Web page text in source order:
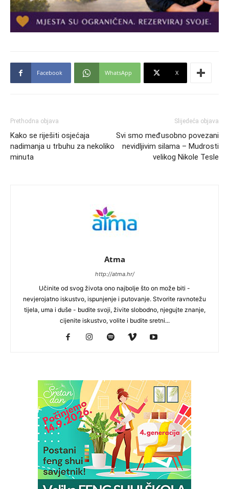
Facebook WhatsApp X
Prethodna objava
Kako se riješiti osjećaja
nadimanja u trbuhu za nekoliko
minuta
Slijedeća objava
Svi smo međusobno povezani
nevidljivim silama – Mudrosti
velikog Nikole Tesle
Atma
http://atma.hr/
Učinite od svog života ono najbolje što on može biti -
nevjerojatno iskustvo, ispunjenje i putovanje. Stvorite ravnotežu
tijela, uma i duše - budite svoji, živite slobodno, njegujte znanje,
cijenite iskustvo, volite i budite sretni...